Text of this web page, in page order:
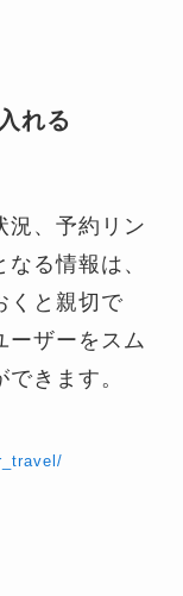
れる
況、予約リン
る情報は、
くと親切で
ーザーをスム
きます。